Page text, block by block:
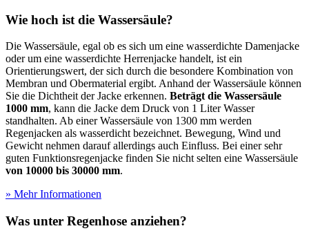
Wie hoch ist die Wassersäule?
Die Wassersäule, egal ob es sich um eine wasserdichte Damenjacke
oder um eine wasserdichte Herrenjacke handelt, ist ein
Orientierungswert, der sich durch die besondere Kombination von
Membran und Obermaterial ergibt. Anhand der Wassersäule können
Sie die Dichtheit der Jacke erkennen. Beträgt die Wassersäule
1000 mm, kann die Jacke dem Druck von 1 Liter Wasser
standhalten. Ab einer Wassersäule von 1300 mm werden
Regenjacken als wasserdicht bezeichnet. Bewegung, Wind und
Gewicht nehmen darauf allerdings auch Einfluss. Bei einer sehr
guten Funktionsregenjacke finden Sie nicht selten eine Wassersäule
von 10000 bis 30000 mm.
» Mehr Informationen
Was unter Regenhose anziehen?